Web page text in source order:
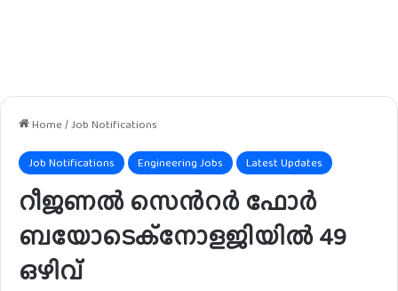
Home/Job Notifications
Job Notifications Engineering Jobs Latest Updates
റീജണൽ സെൻറർ ഫോർ
ബയോടെക്നോളജിയിൽ 49
ഒഴിവ്